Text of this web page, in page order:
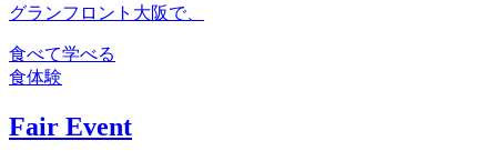
グランフロント大阪で、
食べて学べる
食体験
Fair Event